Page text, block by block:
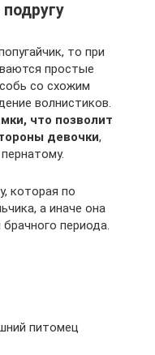
то при
простые
со схожим
волнистиков.
что позволит
девочки,
которая по
а иначе она
периода.
питомец